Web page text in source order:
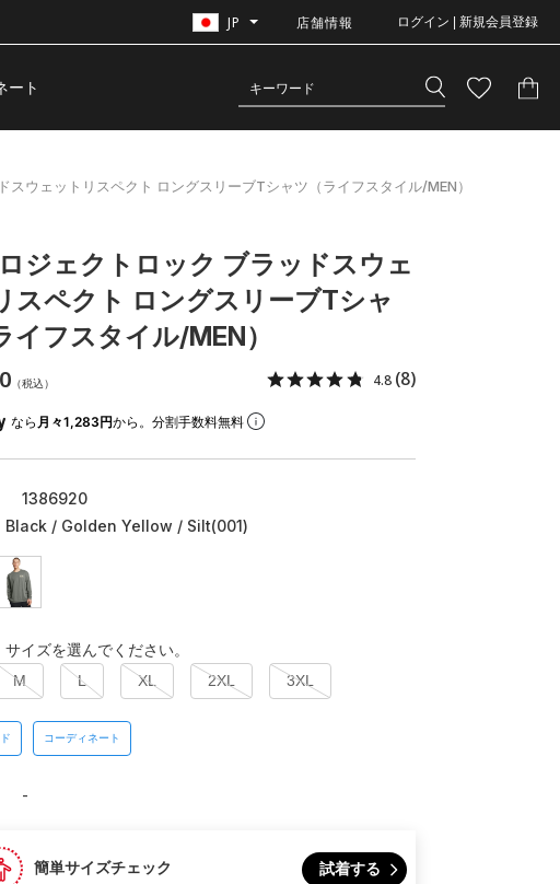
JP 店舗情報 ログイン | 新規会員登録
ート
スウェットリスペクト ロングスリーブTシャツ（ライフスタイル/MEN）
ジェクトロック ブラッドスウェ
スペクト ロングスリーブTシャ
イフスタイル/MEN）
（税込） 4.8 (8)
なら 月々1,283円から。分割手数料無料
1386920
Black / Golden Yellow / Silt(001)
サイズを選んでください。
M L XL 2XL 3XL
コーディネート
-
簡単サイズチェック 試着する